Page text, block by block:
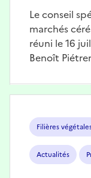
Le conseil
marchés
réuni le 16
Benoît
Filières
Actualités